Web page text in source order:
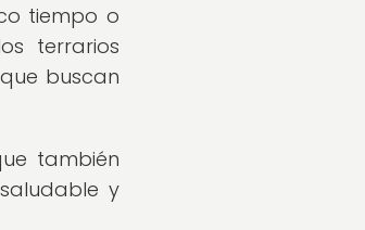
tiempo o
terrarios
buscan
también
y